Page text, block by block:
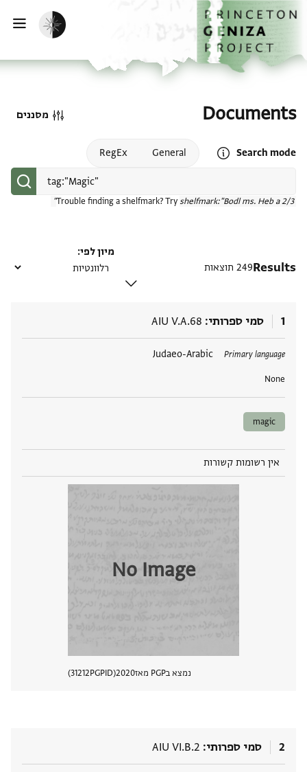
דילוג לתוכן
דף הבית
הפעלת מצב כהה
Documents
Search mode
Open search mode help
General
RegEx
Trouble finding a shelfmark? Try shelfmark:"Bodl ms. Heb a 2/3"
מסננים
Results249 תוצאות
מיון לפי
1 סמי ספרותי AIU V.A.68
Primary language
Judaeo-Arabic
None
תגים
magic
אין רשומות קשורות
No Image
נמצא בPGP מאז 2020
PGPID
31212
2 סמי ספרותי AIU VI.B.2